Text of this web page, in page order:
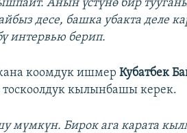
Анын үстүнө бир
десе, башка убакта деле
интервью берип.
коомдук ишмерКубатбек
тоскоолдук кылынбашы керек.
мүмкүн. Бирок ага карата